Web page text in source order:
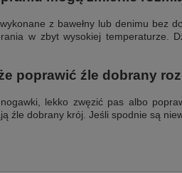
z bawełny lub denimu bez
w zbyt wysokiej temperaturze.
poprawić źle dobrany
lekko zwęzić pas albo
źle dobrany krój. Jeśli spodnie są